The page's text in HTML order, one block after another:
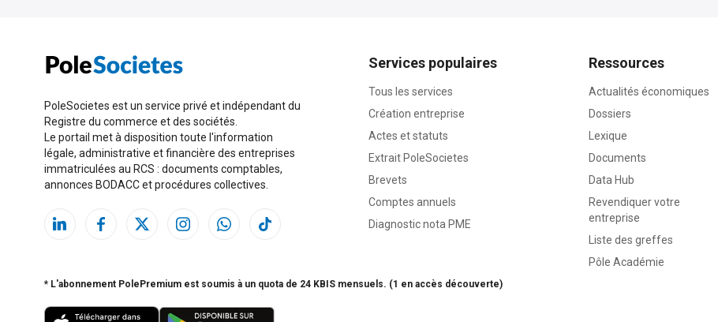
PoleSocietes est un service privé et indépendant du
Registre du commerce et des sociétés.
Le portail met à disposition toute l'information
légale, administrative et financière des entreprises
immatriculées au RCS : documents comptables,
annonces BODACC et procédures collectives.
Services populaires
Tous les services
Création entreprise
Actes et statuts
Extrait PoleSocietes
Brevets
Comptes annuels
Diagnostic nota PME
Ressources
Actualités économiques
Dossiers
Lexique
Documents
Data Hub
Revendiquer votre
entreprise
Liste des greffes
Pôle Académie
* L'abonnement PolePremium est soumis à un quota de 24 KBIS mensuels. (1 en accès découverte)